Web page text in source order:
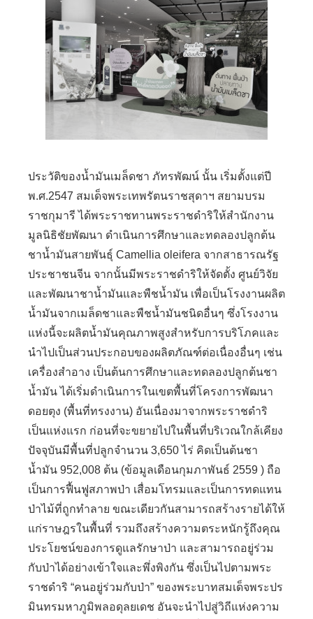
ประวัติของน้ำมันเมล็ดชา ภัทรพัฒน์ นั้น เริ่มตั้งแต่ปี
พ.ศ.2547 สมเด็จพระเทพรัตนราชสุดาฯ สยามบรม
ราชกุมารี ได้พระราชทานพระราชดำริให้สำนักงาน
มูลนิธิชัยพัฒนา ดำเนินการศึกษาและทดลองปลูกต้น
ชาน้ำมันสายพันธุ์ Camellia oleifera จากสาธารณรัฐ
ประชาชนจีน จากนั้นมีพระราชดำริให้จัดตั้ง ศูนย์วิจัย
และพัฒนาชาน้ำมันและพืชน้ำมัน เพื่อเป็นโรงงานผลิต
น้ำมันจากเมล็ดชาและพืชน้ำมันชนิดอื่นๆ ซึ่งโรงงาน
แห่งนี้จะผลิตน้ำมันคุณภาพสูงสำหรับการบริโภคและ
นำไปเป็นส่วนประกอบของผลิตภัณฑ์ต่อเนื่องอื่นๆ เช่น
เครื่องสำอาง เป็นต้นการศึกษาและทดลองปลูกต้นชา
น้ำมัน ได้เริ่มดำเนินการในเขตพื้นที่โครงการพัฒนา
ดอยตุง (พื้นที่ทรงงาน) อันเนื่องมาจากพระราชดำริ
เป็นแห่งแรก ก่อนที่จะขยายไปในพื้นที่บริเวณใกล้เคียง
ปัจจุบันมีพื้นที่ปลูกจำนวน 3,650ไร่ คิดเป็นต้นชา
น้ำมัน 952,008 ต้น (ข้อมูลเดือนกุมภาพันธ์ 2559 ) ถือ
เป็นการฟื้นฟูสภาพป่า เสื่อมโทรมและเป็นการทดแทน
ป่าไม้ที่ถูกทำลาย ขณะเดียวกันสามารถสร้างรายได้ให้
แก่ราษฎรในพื้นที่ รวมถึงสร้างความตระหนักรู้ถึงคุณ
ประโยชน์ของการดูแลรักษาป่า และสามารถอยู่ร่วม
กับป่าได้อย่างเข้าใจและพึ่งพิงกัน ซึ่งเป็นไปตามพระ
ราชดำริ “คนอยู่ร่วมกับป่า” ของพระบาทสมเด็จพระปร
มินทรมหาภูมิพลอดุลยเดช อันจะนำไปสู่วิถีแห่งความ